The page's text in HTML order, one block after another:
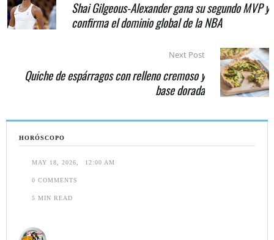
HORÓSCOPO
MAY 18, 2026 12:00 AM
0 COMMENTS
5 MIN READ
Shai Gilgeous-Alexander gana su segundo MVP y
confirma el dominio global de la NBA
Next Post
Quiche de espárragos con relleno cremoso y
base dorada